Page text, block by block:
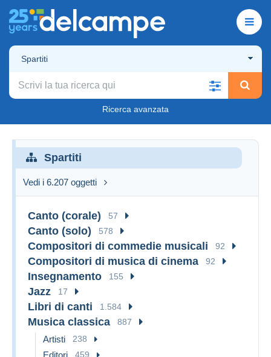
Spartiti
Ricerca avanzata
Spartiti
Vedi i 6.207 oggetti
Canto (corale) 57
Canto (solo) 578
Compositori di commedie musicali 92
Compositori di musica di cinema 92
Insegnamento 155
Jazz 17
Libri di canti 1.584
Musica classica 887
Artisti 238
Editori 459